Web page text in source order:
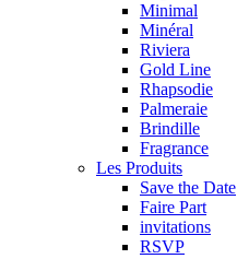
Minimal
Minéral
Riviera
Gold Line
Rhapsodie
Palmeraie
Brindille
Fragrance
Les Produits
Save the Date
Faire Part
invitations
RSVP